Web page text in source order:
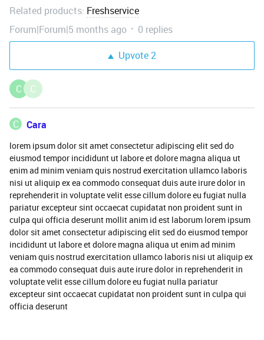
Related products: Freshservice
Forum|Forum|5 months ago
0 replies
Upvote2
C C
C Cara
lorem ipsum dolor sit amet consectetur adipiscing elit sed do
eiusmod tempor incididunt ut labore et dolore magna aliqua ut
enim ad minim veniam quis nostrud exercitation ullamco laboris
nisi ut aliquip ex ea commodo consequat duis aute irure dolor in
reprehenderit in voluptate velit esse cillum dolore eu fugiat nulla
pariatur excepteur sint occaecat cupidatat non proident sunt in
culpa qui officia deserunt mollit anim id est laborum lorem ipsum
dolor sit amet consectetur adipiscing elit sed do eiusmod tempor
incididunt ut labore et dolore magna aliqua ut enim ad minim
veniam quis nostrud exercitation ullamco laboris nisi ut aliquip ex
ea commodo consequat duis aute irure dolor in reprehenderit in
voluptate velit esse cillum dolore eu fugiat nulla pariatur
excepteur sint occaecat cupidatat non proident sunt in culpa qui
officia deserunt